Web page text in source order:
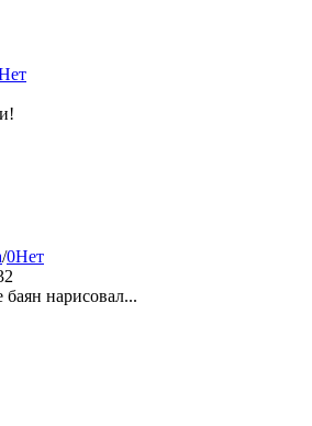
/0Нет
баян нарисовал...